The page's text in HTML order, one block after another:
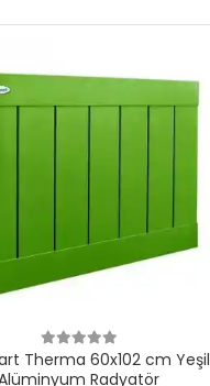
Therma 60x102 cm Yeşil
Radyatör